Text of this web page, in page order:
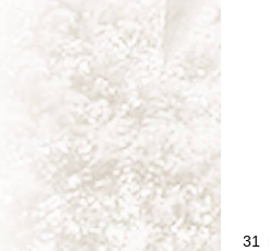
31